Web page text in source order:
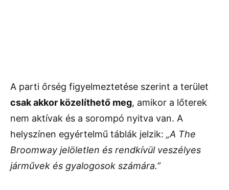
A parti őrség figyelmeztetése szerint a terület
csak akkor közelíthető meg, amikor a lőterek
nem aktívak és a sorompó nyitva van. A
helyszínen egyértelmű táblák jelzik: „A The
Broomway jelöletlen és rendkívül veszélyes
járművek és gyalogosok számára.”